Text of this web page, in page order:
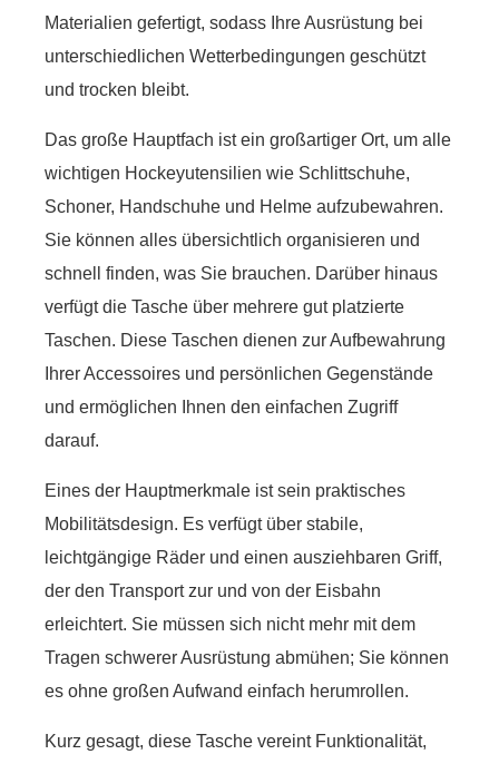
Materialien gefertigt, sodass Ihre Ausrüstung bei
unterschiedlichen Wetterbedingungen geschützt
und trocken bleibt.
Das große Hauptfach ist ein großartiger Ort, um alle
wichtigen Hockeyutensilien wie Schlittschuhe,
Schoner, Handschuhe und Helme aufzubewahren.
Sie können alles übersichtlich organisieren und
schnell finden, was Sie brauchen. Darüber hinaus
verfügt die Tasche über mehrere gut platzierte
Taschen. Diese Taschen dienen zur Aufbewahrung
Ihrer Accessoires und persönlichen Gegenstände
und ermöglichen Ihnen den einfachen Zugriff
darauf.
Eines der Hauptmerkmale ist sein praktisches
Mobilitätsdesign. Es verfügt über stabile,
leichtgängige Räder und einen ausziehbaren Griff,
der den Transport zur und von der Eisbahn
erleichtert. Sie müssen sich nicht mehr mit dem
Tragen schwerer Ausrüstung abmühen; Sie können
es ohne großen Aufwand einfach herumrollen.
Kurz gesagt, diese Tasche vereint Funktionalität,